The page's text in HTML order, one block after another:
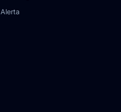
Alerta